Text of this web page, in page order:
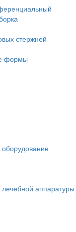
стержней
формы
аппаратуры